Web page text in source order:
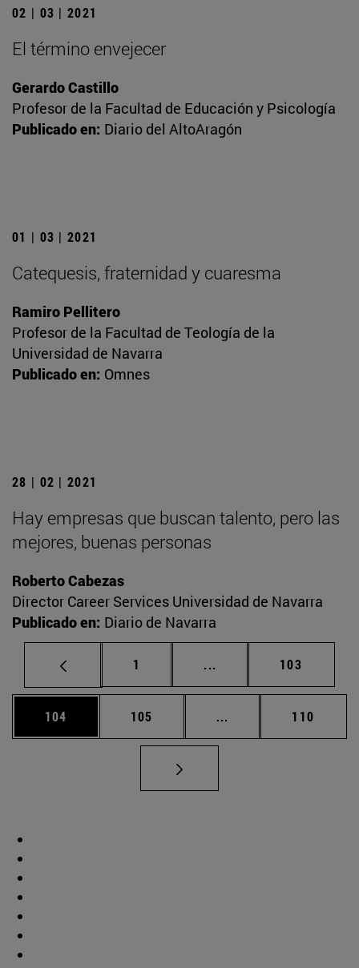
02 | 03 | 2021
El término envejecer
Gerardo Castillo
Profesor de la Facultad de Educación y Psicología
Publicado en: Diario del AltoAragón
01 | 03 | 2021
Catequesis, fraternidad y cuaresma
Ramiro Pellitero
Profesor de la Facultad de Teología de la
Universidad de Navarra
Publicado en: Omnes
28 | 02 | 2021
Hay empresas que buscan talento, pero las
mejores, buenas personas
Roberto Cabezas
Director Career Services Universidad de Navarra
Publicado en: Diario de Navarra
Página
1 ... Páginas intermedias
Página
103
Página
104 Página
105 ... Páginas intermedias
Página
110